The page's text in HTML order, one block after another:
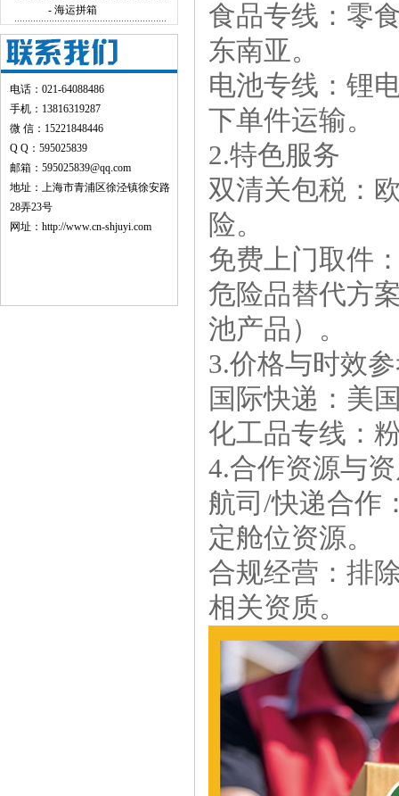
- 海运拼箱
电话：021-64088486
手机：13816319287
微 信：15221848446
Q Q：595025839
邮箱：595025839@qq.com
地址：上海市青浦区徐泾镇徐安路
28弄23号
网址： http://www.cn-shjuyi.com
食品专线：零
东南亚。
电池专线：锂
下单件运输。
2.特色服务
双清关包税：
险。
免费上门取件
危险品替代方
池产品）。
3.价格与时效
国际快递：美
化工品专线：
4.合作资源与
航司/快递合作
定舱位资源。
合规经营：排
相关资质。